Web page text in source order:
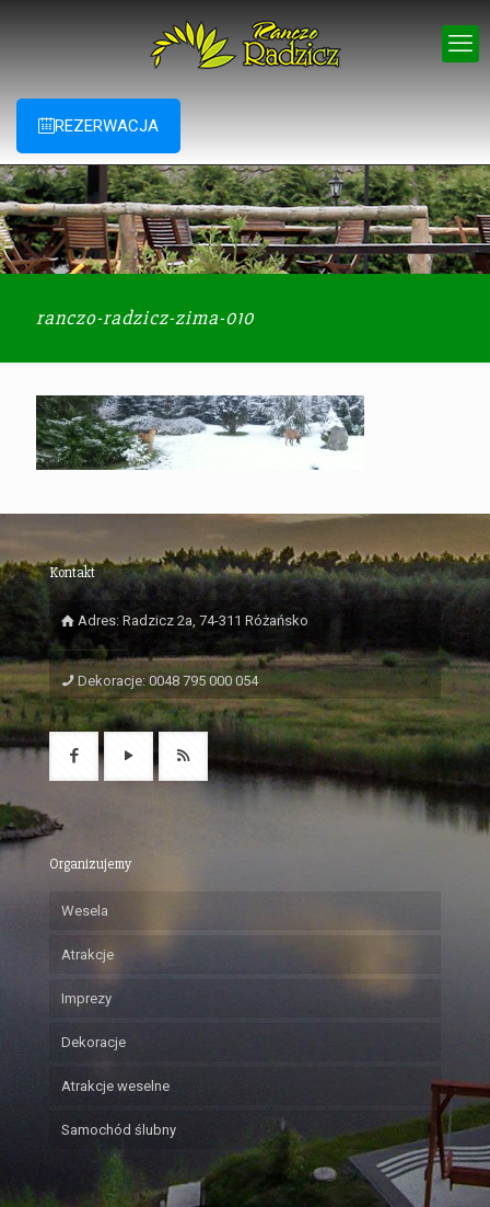
REZERWACJA
ranczo-radzicz-zima-010
Kontakt
Adres: Radzicz 2a, 74-311 Różańsko
Dekoracje: 0048 795 000 054
Organizujemy
Wesela
Atrakcje
Imprezy
Dekoracje
Atrakcje weselne
Samochód ślubny